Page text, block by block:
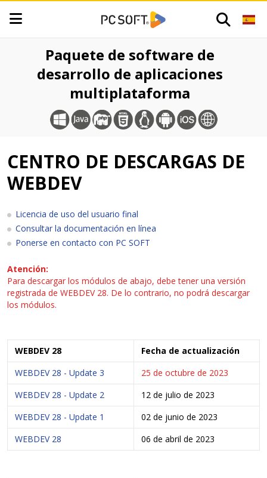
Paquete de software de
desarrollo de aplicaciones
multiplataforma
CENTRO DE DESCARGAS DE
WEBDEV
Licencia de uso del usuario final
Consultar la documentación en línea
Ponerse en contacto con PC SOFT
Atención:
Para descargar los módulos de abajo, debe tener una versión
registrada de WEBDEV 28. De lo contrario, no podrá descargar
los módulos.
WEBDEV 28
Fecha de actualización
WEBDEV 28 - Update 3
25 de octubre de 2023
WEBDEV 28 - Update 2
12 de julio de 2023
WEBDEV 28 - Update 1
02 de junio de 2023
WEBDEV 28
06 de abril de 2023